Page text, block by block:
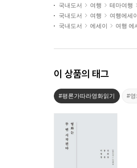
국내도서
여행 테마여행
국내도서
여행
여행에세이
국내도서
에세이 여행 에
이 상품의 태그
#평론가따라영화읽기 #영